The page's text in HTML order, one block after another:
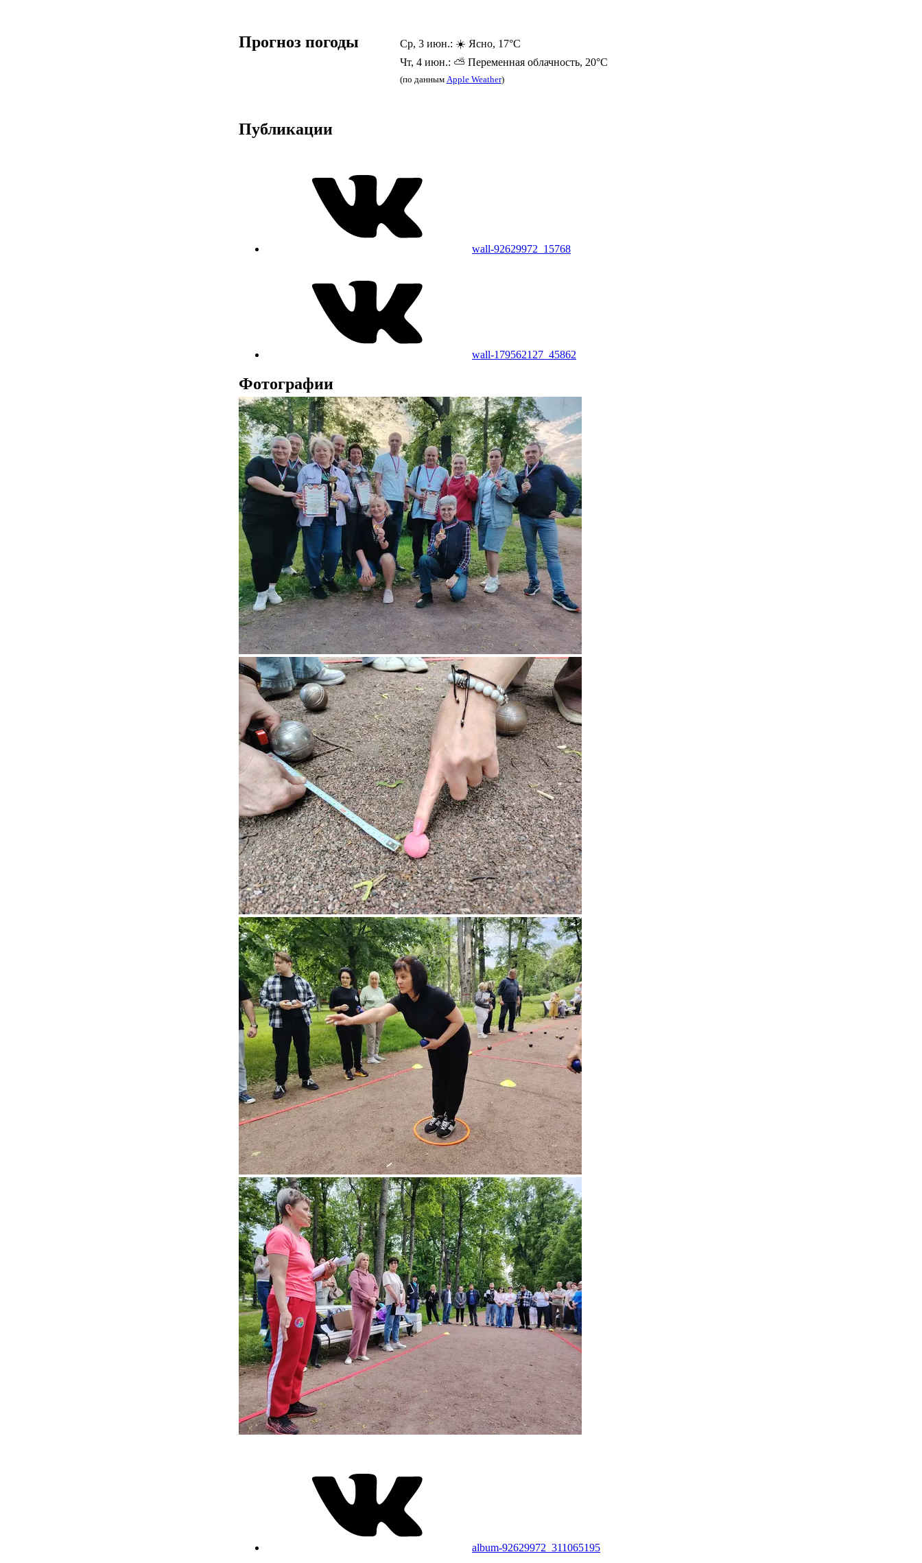
Прогноз погоды
Ср, 3 июн.: ☀️ Ясно, 17°C
Чт, 4 июн.: ⛅ Переменная облачность, 20°C
(по данным Apple Weather)
Публикации
wall-92629972_15768
wall-179562127_45862
Фотографии
album-92629972_311065195